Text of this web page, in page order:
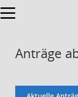
Toggle navigation
Anträge